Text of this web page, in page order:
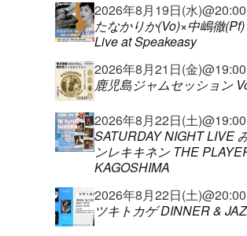
2026年8月19日(水
たなかりか(Vo)×中嶋徹
Live at Speakeasy
2026年8月21日(金
鹿児島ジャムセッション
2026年8月22日(土
SATURDAY NIGHT LIVE
ンレキキネン THE
KAGOSHIMA
2026年8月22日(土
ツキトカゲ DINNER &